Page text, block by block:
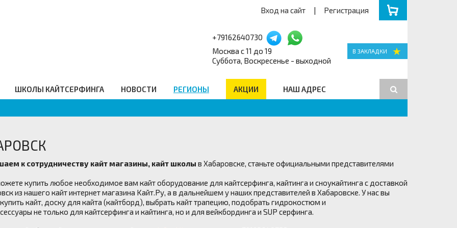
Вход на сайт | Регистрация
+79162640730
Москва с 11 до 19
Суббота, Воскресенье - выходной
Гидро Аксессуары
ШКОЛЫ КАЙТСЕРФИНГА НОВОСТИ РЕГИОНЫ АКЦИИ НАШ АДРЕС
к сотрудничеству кайт магазины, кайт школы в Хабаровске, станьте официальными представителями
купить любое необходимое вам кайт оборудование для кайтсерфинга, кайтинга и сноукайтинга с доставкой
из нашего кайт интернет магазина Kайт.Ру, а в дальнейшем у наших представителей в Хабаровске. У нас вы
кайт, доску для кайта (кайтборд), выбрать кайт трапецию, подобрать гидрокостюм и
не только для кайтсерфинга и кайтинга, но и для вейкбординга и SUP серфинга.